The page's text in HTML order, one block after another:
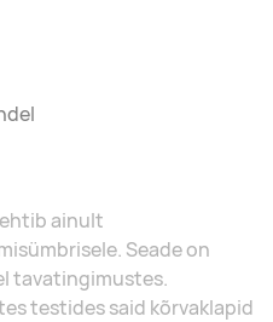
ainult
Seade on
tavatingimustes.
testides said kõrvaklapid